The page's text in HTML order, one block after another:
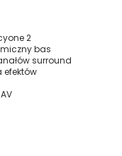
2
bas
surround
efektów